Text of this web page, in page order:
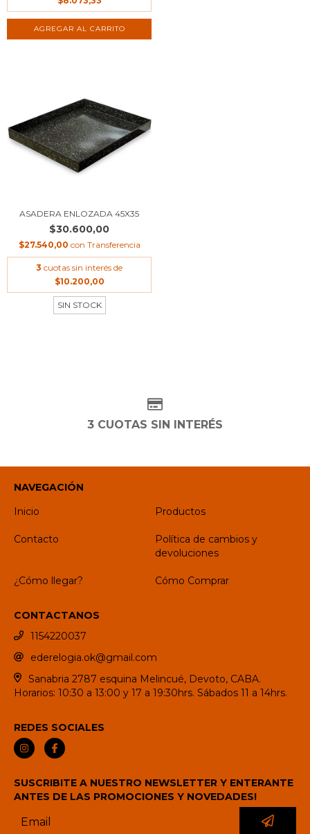
ASADERA ENLOZADA 45X35
$30.600,00
$27.540,00 con Transferencia
3 cuotas sin interés de
$10.200,00
SIN STOCK
3 CUOTAS SIN INTERÉS
NAVEGACIÓN
Inicio
Productos
Contacto
Política de cambios y
devoluciones
¿Cómo llegar? Cómo Comprar
CONTACTANOS
1154220037
ederelogia.ok@gmail.com
Sanabria 2787 esquina Melincué, Devoto, CABA.
Horarios: 10:30 a 13:00 y 17 a 19:30hrs. Sábados 11 a 14hrs.
REDES SOCIALES
SUSCRIBITE A NUESTRO NEWSLETTER Y ENTERANTE
ANTES DE LAS PROMOCIONES Y NOVEDADES!